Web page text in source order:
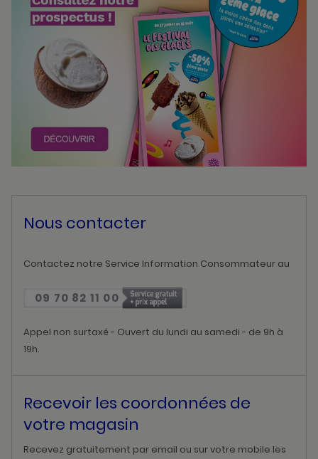
Nous contacter
Contactez notre Service Information Consommateur au
09 70 82 11 00
Appel non surtaxé - Ouvert du lundi au samedi - de 9h à
19h.
Recevoir les coordonnées de
votre magasin
Recevez gratuitement par email ou sur votre mobile les